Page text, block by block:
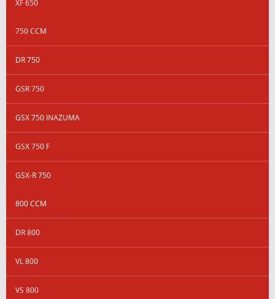
XF 650
750 CCM
DR 750
GSR 750
GSX 750 INAZUMA
GSX 750 F
GSX-R 750
800 CCM
DR 800
VL 800
VS 800